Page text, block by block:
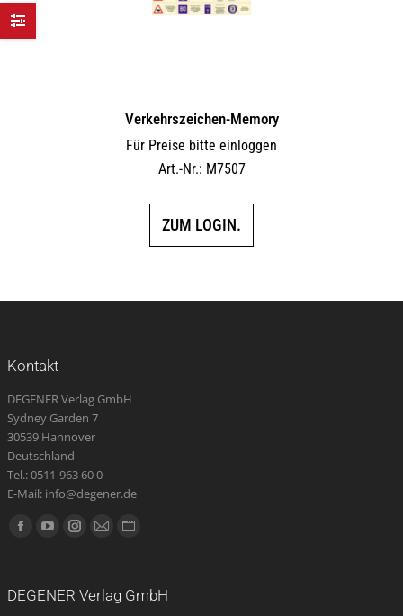
Verkehrszeichen-Memory
Für Preise bitte einloggen
Art.-Nr.: M7507
ZUM LOGIN.
Kontakt
DEGENER Verlag GmbH
Sydney Garden 7
30539 Hannover
Deutschland
Tel.: 0511-963 60 0
E-Mail: info@degener.de
Finden Sie uns auf:
FacebookYouTubeInstagram
E-
opens
Website
DEGENER Verlag GmbH